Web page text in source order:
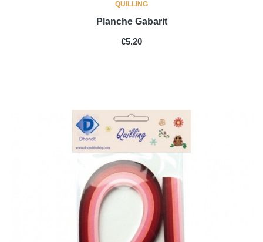
QUILLING
Planche Gabarit
PRICE
€5.20